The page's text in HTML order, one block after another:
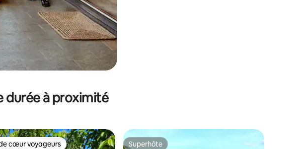
durée à proximité
cœur voyageurs Superhôte